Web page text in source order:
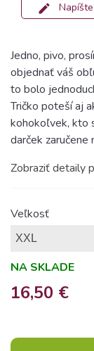
Jedno, pivo,
objednať váš
to bolo
Tričko poteší aj
kohokoľvek, kto
darček zaručene
Zobraziť detaily
Veľkosť
NA SKLADE
16,50 €